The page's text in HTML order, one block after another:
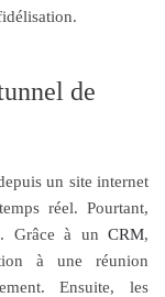
de
un site internet
réel. Pourtant,
Grâce à un CRM,
à une réunion
Ensuite, les